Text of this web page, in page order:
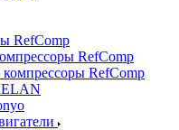
RefComp
RefComp
RefComp